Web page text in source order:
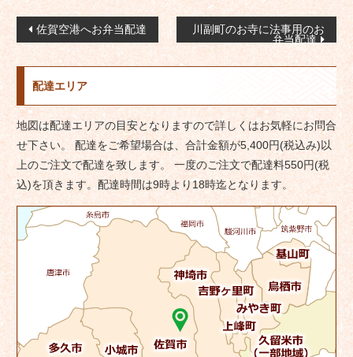
投
稿
ナ
ビ
ゲ
ー
シ
ョ
ン
佐賀空港へお弁当配達
川副町のお寺に法事用のお
弁当配達
配達エリア
地図は配達エリアの目安となりますので詳しくはお気軽にお問合
せ下さい。 配達をご希望場合は、合計金額が5,400円(税込み)以
上のご注文で配達を致します。 一度のご注文で配達料550円(税
込)を頂きます。配達時間は9時より18時迄となります。